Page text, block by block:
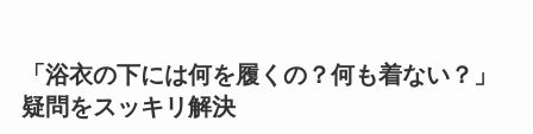
「浴衣の下には何を履くの？何も着ない？」
疑問をスッキリ解決